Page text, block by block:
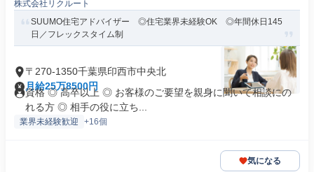
株式会社リクルート
SUUMO住宅アドバイザー ◎住宅業界未経験OK ◎年間休日145
日／フレックスタイム制
〒270-1350千葉県印西市中央北
月給25万8500円
資格 ◎ 高卒以上 ◎ お客様のご要望を親身に聞いて相談にの
れる方 ◎ 相手の役に立ち...
業界未経験歓迎 +16個
気になる